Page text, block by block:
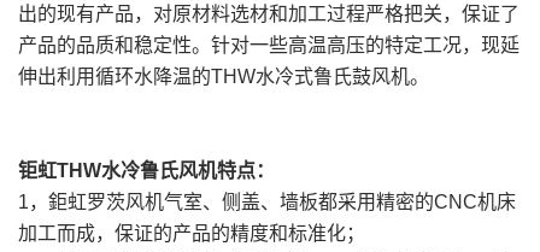
出的现有产品，对原材料选材和加工过程严格把关，保证了
产品的品质和稳定性。针对一些高温高压的特定工况，现延
伸出利用循环水降温的THW水冷式鲁氏鼓风机。
钜虹THW水冷鲁氏风机特点：
1，鉅虹罗茨风机气室、侧盖、墙板都采用精密的CNC机床
加工而成，保证的产品的精度和标准化；